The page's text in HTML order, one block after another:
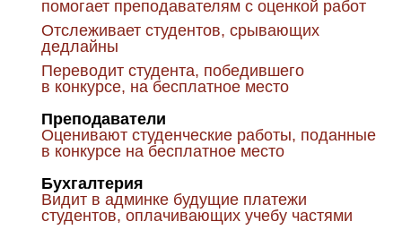
помогает преподавателям с оценкой работ
Отслеживает студентов, срывающих
дедлайны
Переводит студента, победившего
в конкурсе, на бесплатное место
Преподаватели
Оценивают студенческие работы, поданные
в конкурсе на бесплатное место
Бухгалтерия
Видит в админке будущие платежи
студентов, оплачивающих учебу частями